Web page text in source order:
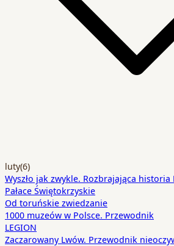
luty(6)
Wyszło jak zwykle. Rozbrajająca historia
Pałace Świętokrzyskie
Od toruńskie zwiedzanie
1000 muzeów w Polsce. Przewodnik
LEGION
Zaczarowany Lwów. Przewodnik